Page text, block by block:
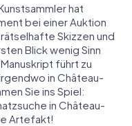
hat
bei einer Auktion
Skizzen und
Blick wenig Sinn
führt zu
in Château-
Sie ins Spiel:
in Château-
Artefakt!